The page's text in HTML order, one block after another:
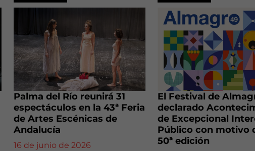
Palma del Río reunirá 31
espectáculos en la 43ª Feria
de Artes Escénicas de
Andalucía
16 de junio de 2026
El Festival de
declarado
de Excepcional
Público con motivo
50ª edición